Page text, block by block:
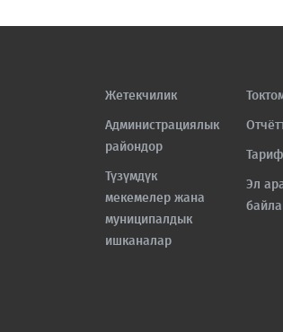
Жетекчилик
Администрациялык
райондор
Түзүмдүк
мекемелер жана
муниципалдык
ишканалар
Эл